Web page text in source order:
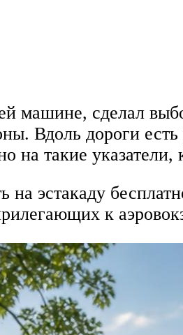
машине, сделал
Вдоль дороги
на такие
эстакаду
к